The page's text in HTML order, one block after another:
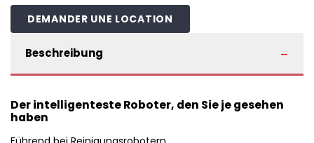
DEMANDER UNE LOCATION
Beschreibung
Der intelligenteste Roboter, den Sie je gesehen
haben